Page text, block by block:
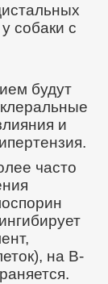
собаки с
будут
и
часто
на В-